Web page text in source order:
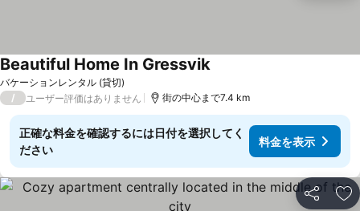
バケーションレンタル (貸切)
Beautiful Home In Gressvik
/ ユーザー評価はありません 街の中心まで7.4 km
正確な料金を確認するには日付を選択してく
ださい
料金を表示
シェア お